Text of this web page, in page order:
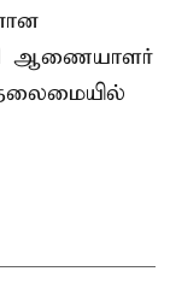
ஆணையாளர்